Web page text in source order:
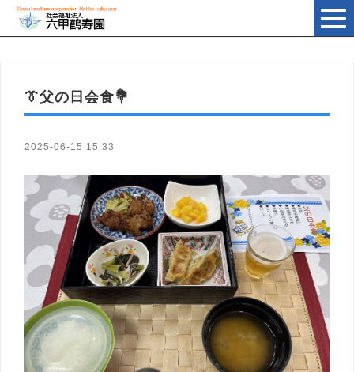
t
o
g
👔父の日会食💐
2025-06-15 15:33